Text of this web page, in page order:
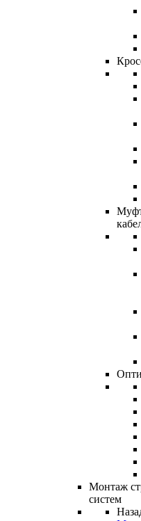
Монтаж
систем